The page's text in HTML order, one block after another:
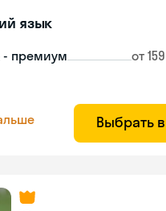
язык
- премиум от
Выбрать